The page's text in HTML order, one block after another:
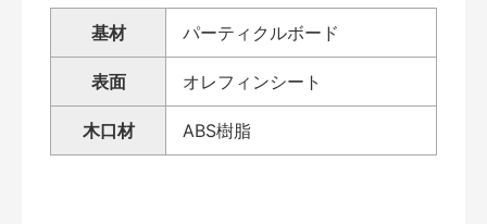
基材 パーティクルボード
表面 オレフィンシート
木口材 ABS樹脂